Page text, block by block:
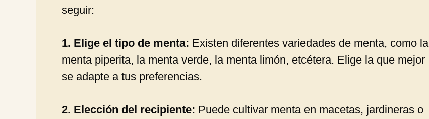
seguir:
1. Elige el tipo de menta: Existen diferentes variedades de menta, como la
menta piperita, la menta verde, la menta limón, etcétera. Elige la que mejor
se adapte a tus preferencias.
2. Elección del recipiente: Puede cultivar menta en macetas, jardineras o